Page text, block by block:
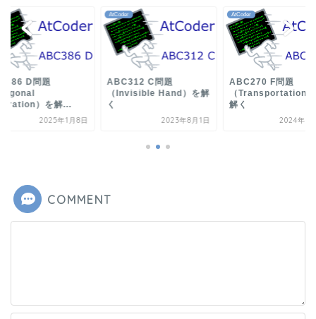
D問題
）を解...
2025年1月8日
AtCoder
ABC312 C問題
（Invisible Hand）を解
く
2023年8月1日
AtCoder
ABC270 F問題
（Transportation
解く
2024年5
COMMENT